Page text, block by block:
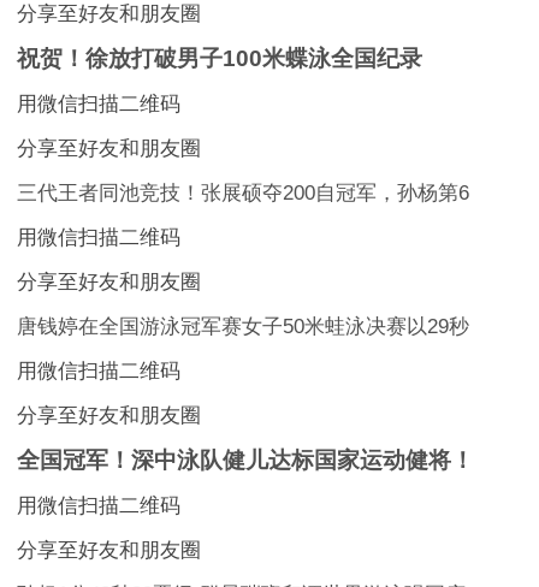
分享至好友和朋友圈
祝贺！徐放打破男子100米蝶泳全国纪录
用微信扫描二维码
分享至好友和朋友圈
三代王者同池竞技！张展硕夺200自冠军，孙杨第6
用微信扫描二维码
分享至好友和朋友圈
唐钱婷在全国游泳冠军赛女子50米蛙泳决赛以29秒
用微信扫描二维码
分享至好友和朋友圈
全国冠军！深中泳队健儿达标国家运动健将！
用微信扫描二维码
分享至好友和朋友圈